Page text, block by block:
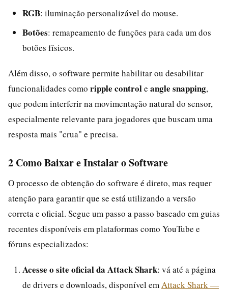
RGB: iluminação personalizável do mouse.
Botões: remapeamento de funções para cada um dos
botões físicos.
Além disso, o software permite habilitar ou desabilitar
funcionalidades como ripple controle angle snapping,
que podem interferir na movimentação natural do sensor,
especialmente relevante para jogadores que buscam uma
resposta mais "crua" e precisa.
2 Como Baixar e Instalar o Software
O processo de obtenção do software é direto, mas requer
atenção para garantir que se está utilizando a versão
correta e oficial. Segue um passo a passo baseado em guias
recentes disponíveis em plataformas como YouTube e
fóruns especializados:
Acesse o site oficial da Attack Shark: vá até a página
de drivers e downloads, disponível em Attack Shark —